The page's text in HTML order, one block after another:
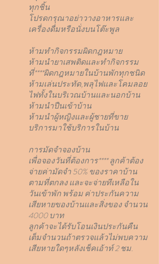
ทุกชิ้น
โปรดกรุณาอย่าวางอาหารและ
เครื่องดื่มหรือนั่งบนโต๊ะพูล
ห้ามทำกิจกรรมผิดกฎหมาย
ห้ามนำยาเสพติดและทำกิจกรรม
ที่****ผิดกฎหมายในบ้านพักทุกชนิด
ห้ามเล่นประทัด,พลุไฟและโคมลอย
ไฟทั้งในบริเวณบ้านและนอกบ้าน
ห้ามนำปืนเข้าบ้าน
ห้ามนำผู้หญิงและผู้ชายที่ขาย
บริการมาใช้บริการในบ้าน
การมัดจำจองบ้าน
เพื่อจองวันที่ต้องการ**** ลูกค้าต้อง
จ่ายค่ามัดจำ 50% ของราคาบ้าน
ตามที่ตกลง และจะจ่ายทีเหลือใน
วันเข้าพัก พร้อม ค่าประกันความ
เสียหายของบ้านและสิ่งของ จำนวน
4000 บาท
ลูกค้าจะได้รับโอนเงินประกันคืน
เต็มจำนวนถ้าตรวจแล้วไม่พบความ
เสียหายใดๆหลังเช็คเอ้าท์ 2 ชม.